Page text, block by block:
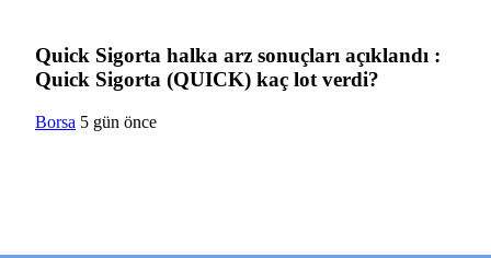
Quick Sigorta halka arz sonuçları açıklandı :
Quick Sigorta (QUICK) kaç lot verdi?
Borsa 5 gün önce